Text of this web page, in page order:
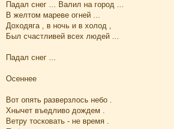
Падал снег ... Валил на город ...
В желтом мареве огней ...
Доходяга , в ночь и в холод ,
Был счастливей всех людей ...
Падал снег ...
Осеннее
Вот опять разверзлось небо .
Хнычет въедливо дождем .
Ветру тосковать - не время .